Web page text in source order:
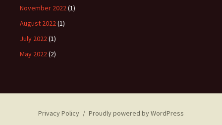
November 2022(1)
August 2022(1)
July 2022(1)
May 2022(2)
Privacy Policy Proudly powered by WordPress